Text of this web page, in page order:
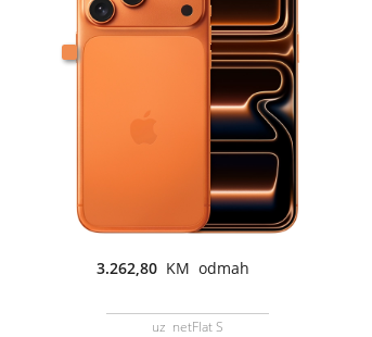
3.262,80 KM odmah
uz netFlat S